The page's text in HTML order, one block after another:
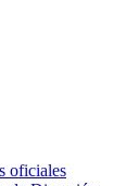
oficiales